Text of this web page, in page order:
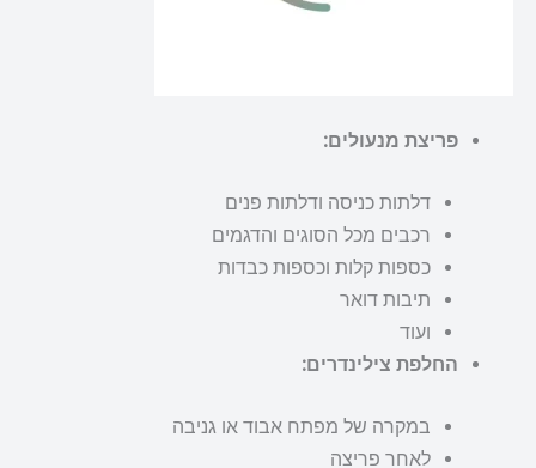
פריצת מנעולים:
דלתות כניסה ודלתות פנים
רכבים מכל הסוגים והדגמים
כספות קלות וכספות כבדות
תיבות דואר
ועוד
החלפת צילינדרים:
במקרה של מפתח אבוד או גניבה
לאחר פריצה